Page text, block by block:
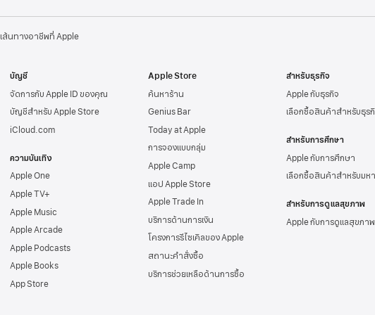
เส้นทางอาชีพที่ Apple
บัญชี
จัดการกับ Apple IDของคุณ
บัญชีสำหรับ Apple Store
iCloud.com
ความบันเทิง
Apple One
Apple TV+
Apple Music
Apple Arcade
Apple Podcasts
Apple Books
App Store
Apple Store
ค้นหาร้าน
Genius Bar
Today at Apple
การจองแบบกลุ่ม
Apple Camp
แอป Apple Store
Apple Trade In
บริการด้านการเงิน
โครงการรีไซเคิลของ Apple
สถานะคำสั่งซื้อ
บริการช่วยเหลือด้านการซื้อ
สำหรับธุรกิจ
Apple กับธุรกิจ
เลือกซื้อสินค้าสำหรับธุร
สำหรับการศึกษา
Apple กับการศึกษา
เลือกซื้อสินค้าสำหรับมห
สำหรับการดูแลสุขภาพ
Apple กับการดูแลสุขภาพ